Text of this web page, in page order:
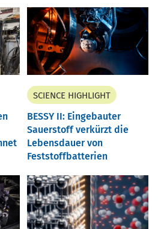
SCIENCE HIGHLIGHT
BESSY II: Eingebauter
Sauerstoff verkürzt die
Lebensdauer von
Feststoffbatterien